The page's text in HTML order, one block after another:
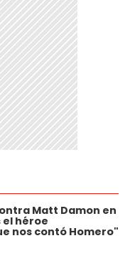
Matt Damon en
el héroe
nos contó Homero"